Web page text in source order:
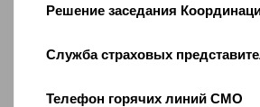
Решение заседания
Служба страховых
Телефон горячих линий СМО